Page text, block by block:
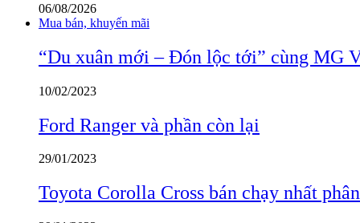
06/08/2026
Mua bán, khuyến mãi
“Du xuân mới – Đón lộc tới” cùng MG
10/02/2023
Ford Ranger và phần còn lại
29/01/2023
Toyota Corolla Cross bán chạy nhất